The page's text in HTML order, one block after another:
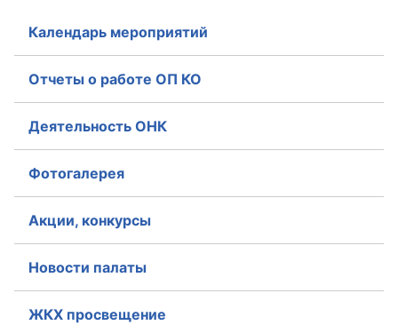
Календарь мероприятий
Отчеты о работе ОП КО
Деятельность ОНК
Фотогалерея
Акции, конкурсы
Новости палаты
ЖКХ просвещение